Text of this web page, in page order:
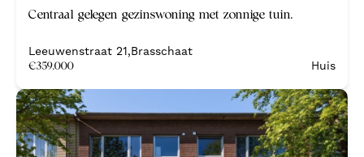
Centraal gelegen gezinswoning met zonnige tuin.
Leeuwenstraat 21,Brasschaat
€359.000 Huis